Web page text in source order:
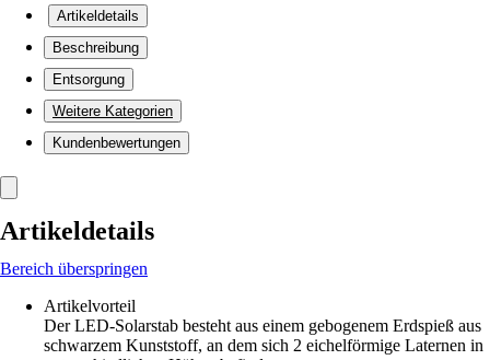
Artikeldetails
Beschreibung
Entsorgung
Weitere Kategorien
Kundenbewertungen
Artikeldetails
Bereich überspringen
Artikelvorteil
Der LED-Solarstab besteht aus einem gebogenem Erdspieß aus
schwarzem Kunststoff, an dem sich 2 eichelförmige Laternen in